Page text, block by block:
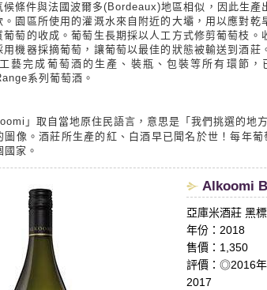
候條件與法國波爾多(Bordeaux)地區相似，因此生產
。園區所使用的灌溉水來自附近的大壩，用以應對乾
萄的收成。葡萄生長期採以人工方式修剪葡萄枝。
用機器採摘葡萄，讓葡萄以最佳的狀態被輸送到酒莊
藝完成葡萄酒的生產、裝瓶、包裝等所有環節
系列葡萄酒。
」取自當地原住民語言，意思是「我們挑選的地
像。酒莊所生產的紅、白酒早已聞名於世！每年葡
家。
Alkoomi
亞庫米酒莊 黑
年份：2018
售價：1,350
評價：◎2016
2017